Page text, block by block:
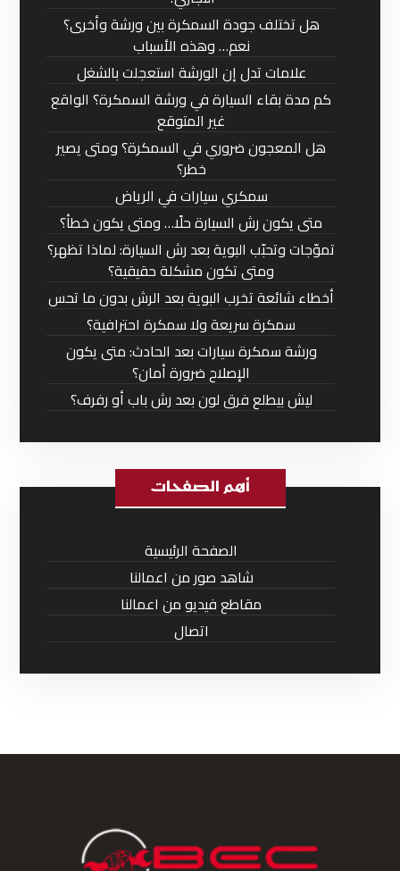
هل تختلف جودة السمكرة بين ورشة وأخرى؟
نعم… وهذه الأسباب
علامات تدل إن الورشة استعجلت بالشغل
كم مدة بقاء السيارة في ورشة السمكرة؟ الواقع
غير المتوقع
هل المعجون ضروري في السمكرة؟ ومتى يصير
خطر؟
سمكري سيارات في الرياض
متى يكون رش السيارة حلًا… ومتى يكون خطأ؟
تموّجات وتحبّب البوية بعد رش السيارة: لماذا تظهر؟
ومتى تكون مشكلة حقيقية؟
أخطاء شائعة تخرب البوية بعد الرش بدون ما تحس
سمكرة سريعة ولا سمكرة احترافية؟
ورشة سمكرة سيارات بعد الحادث: متى يكون
الإصلاح ضرورة أمان؟
ليش بيطلع فرق لون بعد رش باب أو رفرف؟
أهم الصفحات
الصفحة الرئيسية
شاهد صور من اعمالنا
مقاطع فيديو من اعمالنا
اتصال